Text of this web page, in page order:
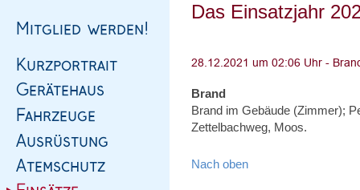
Das Einsatzjahr
Brand
Brand im Gebäude (Zimmer);
Zettelbachweg, Moos.
Nach oben